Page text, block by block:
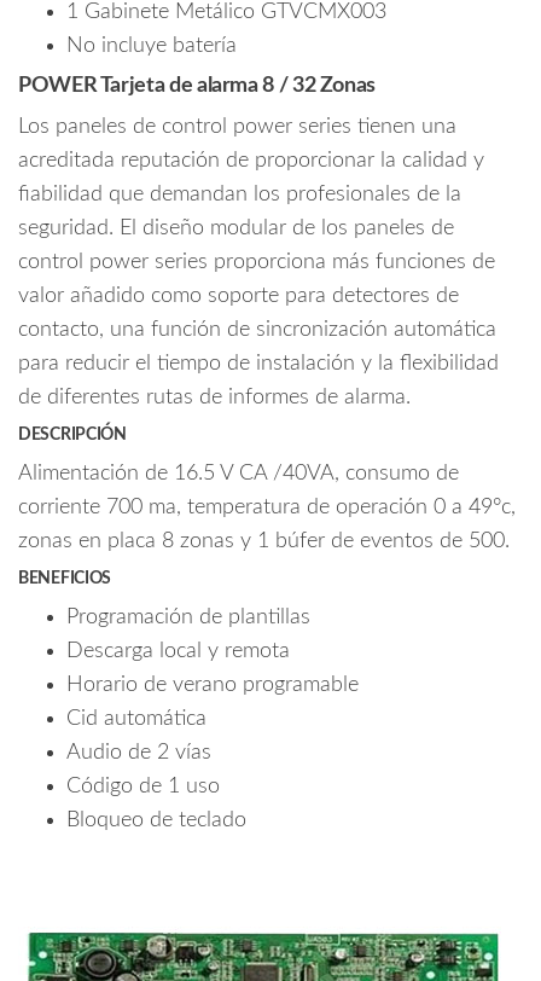
1 Gabinete Metálico GTVCMX003
No incluye batería
POWER Tarjeta de alarma 8 / 32 Zonas
Los paneles de control power series tienen una
acreditada reputación de proporcionar la calidad y
fiabilidad que demandan los profesionales de la
seguridad. El diseño modular de los paneles de
control power series proporciona más funciones de
valor añadido como soporte para detectores de
contacto, una función de sincronización automática
para reducir el tiempo de instalación y la flexibilidad
de diferentes rutas de informes de alarma.
DESCRIPCIÓN
Alimentación de 16.5 V CA /40VA, consumo de
corriente 700 ma, temperatura de operación 0 a 49°c,
zonas en placa 8 zonas y 1 búfer de eventos de 500.
BENEFICIOS
Programación de plantillas
Descarga local y remota
Horario de verano programable
Cid automática
Audio de 2 vías
Código de 1 uso
Bloqueo de teclado